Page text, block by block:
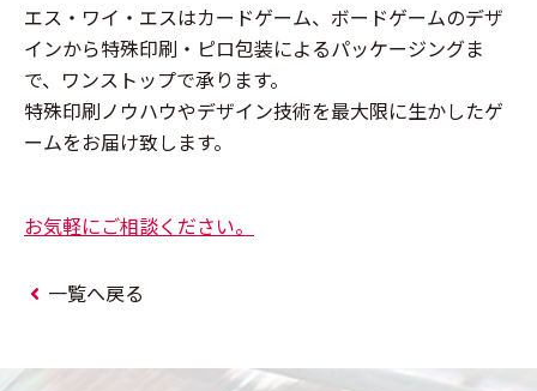
エス・ワイ・エスはカードゲーム、ボードゲームのデザ
インから特殊印刷・ピロ包装によるパッケージングま
で、ワンストップで承ります。
特殊印刷ノウハウやデザイン技術を最大限に生かしたゲ
ームをお届け致します。
お気軽にご相談ください。
一覧へ戻る